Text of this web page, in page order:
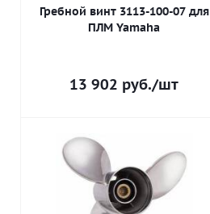
Гребной винт 3113-100-07 для
ПЛМ Yamaha
13 902 руб./шт